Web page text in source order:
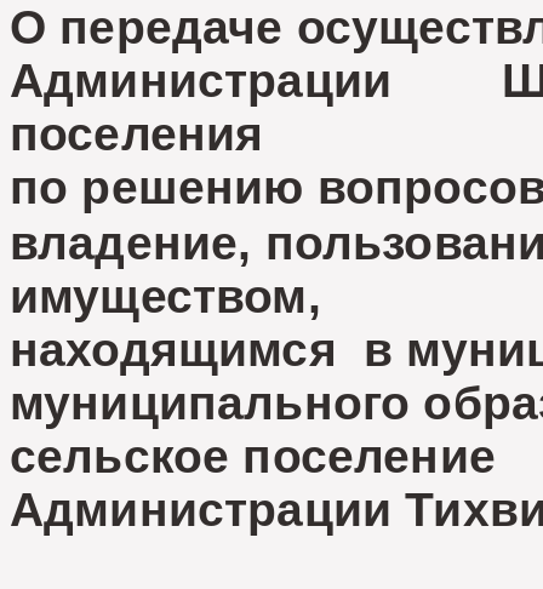
О передаче
Администрации
поселения
по решению
владение,
имуществом,
находящимся в
муниципального
сельское поселение
Администрации